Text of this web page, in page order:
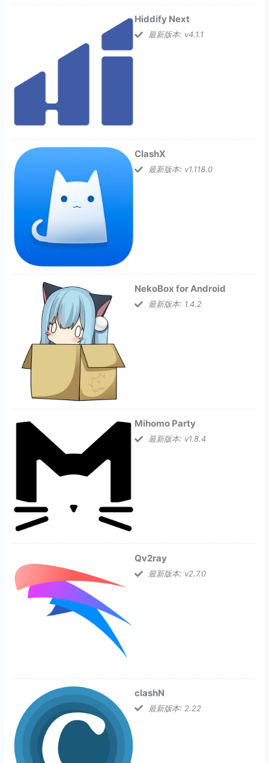
Hiddify Next
最新版本: v4.1.1
ClashX
最新版本: v1.118.0
NekoBox for Android
最新版本: 1.4.2
Mihomo Party
最新版本: v1.8.4
Qv2ray
最新版本: v2.7.0
clashN
最新版本: 2.22